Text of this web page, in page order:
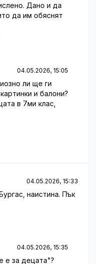
Дано и да
да им обяснят
04.05.2026, 15:05
ли ще ги
и балони?
в 7ми клас,
04.05.2026, 15:33
наистина. Пък
04.05.2026, 15:35
е за децата"?